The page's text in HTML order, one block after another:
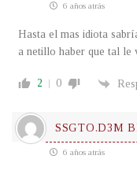
6 años atrás
Hasta el mas idiota
a netillo haber que tal le
2 0
SSGTO.D3M
6 años atrás